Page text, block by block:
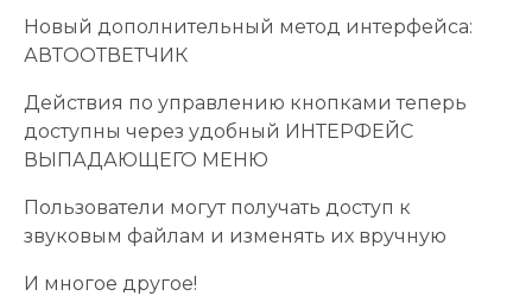
Новый дополнительный метод интерфейса:
АВТООТВЕТЧИК
Действия по управлению кнопками теперь
доступны через удобный ИНТЕРФЕЙС
ВЫПАДАЮЩЕГО МЕНЮ
Пользователи могут получать доступ к
звуковым файлам и изменять их вручную
И многое другое!